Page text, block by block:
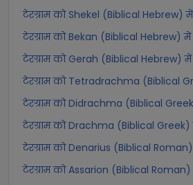
टेरग्राम को Shekel (Biblical Hebrew)
टेरग्राम को Bekan (Biblical Hebrew)
टेरग्राम को Gerah (Biblical Hebrew)
टेरग्राम को Tetradrachma (Biblical
टेरग्राम को Didrachma (Biblical
टेरग्राम को Drachma (Biblical
टेरग्राम को Denarius (Biblical
टेरग्राम को Assarion (Biblical